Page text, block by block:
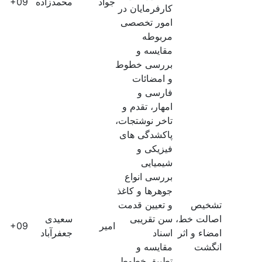
کارفرمایان در
امور تخصصی
مربوطه
تشخیص
اصالت خط،
امضاء و اثر
انگشت
مقایسه و
بررسی خطوط
و امضائات
فارسی و
امهار، تقدم و
تاخر نوشتجات،
پاکشدگی های
فیزیکی و
شیمیایی
بررسی انواع
جوهرها و کاغذ
و تعیین قدمت
سن تقریبی
اسناد
مقایسه و
امیر
سعیدی
جعفرآباد